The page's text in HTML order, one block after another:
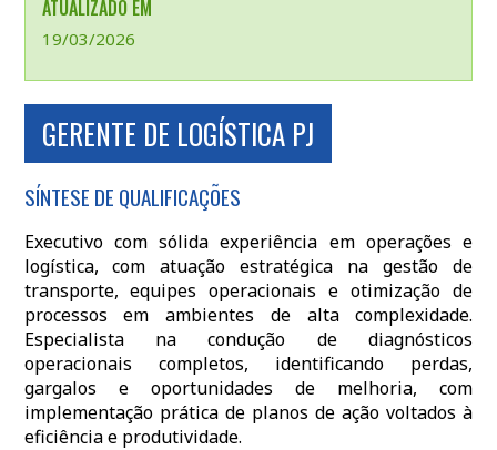
ATUALIZADO EM
19/03/2026
GERENTE DE LOGÍSTICA PJ
SÍNTESE DE QUALIFICAÇÕES
Executivo com sólida experiência em operações e
logística, com atuação estratégica na gestão de
transporte, equipes operacionais e otimização de
processos em ambientes de alta complexidade.
Especialista na condução de diagnósticos
operacionais completos, identificando perdas,
gargalos e oportunidades de melhoria, com
implementação prática de planos de ação voltados à
eficiência e produtividade.